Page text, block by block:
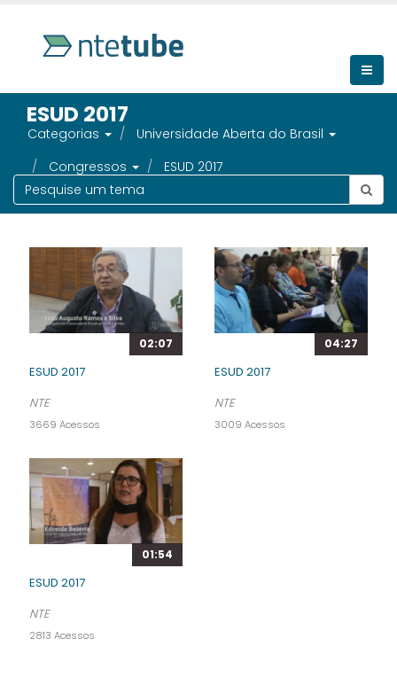
ESUD 2017
Categorias
Universidade Aberta do Brasil
Congressos
ESUD 2017
02:07
ESUD 2017
NTE
3669 Acessos
04:27
ESUD 2017
NTE
3009 Acessos
01:54
ESUD 2017
NTE
2813 Acessos